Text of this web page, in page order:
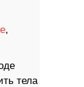
,
тела